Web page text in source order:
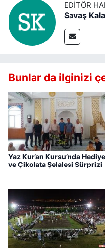
EDITÖR
Savaş
Bunlar da ilginizi
Yaz Kur’an Kursu’nda Hediye
ve Çikolata Şelalesi Sürprizi